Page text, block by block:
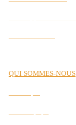
QUI SOMMES-NOUS